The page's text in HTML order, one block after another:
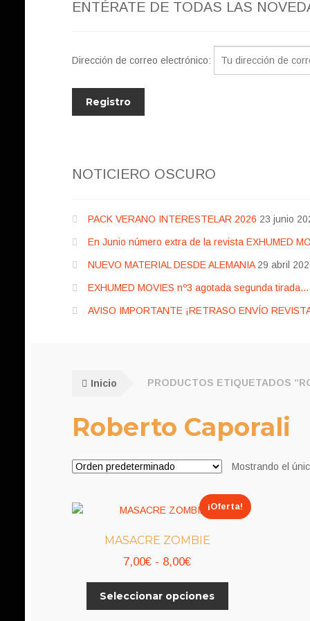
ENTÉRATE DE TODAS LAS
Dirección de correo electrónico:
NOTICIERO OSCURO
PACK VERANO INTERESTELAR 2026 23 junio
En Junio número extra de la revista EXHUMED
NUEVO MATERIAL DESDE ALEMANIA 29 abril
EXHUMED MOVIES nº3 agotada segunda
AVISO IMPORTANTE ¡RETRASO ENVÍO
Inicio PRODUCTOS ETIQUETADOS
Roberto Caporali
Mostrando el
MASACRE ZOMBIE
¡Oferta!
7,00€ - 8,00€Rango
de
precios:
Seleccionar opciones